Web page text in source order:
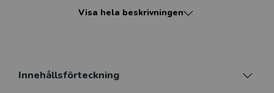
författarna upp bland annat motivation, psykiatrisk
Boken vänder sig till personal inom verksamheter
Visa hela beskrivningen
Innehållsförteckning